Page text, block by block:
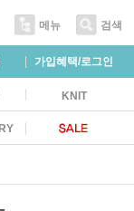
메뉴 검색
가입혜택/로그인
KNIT